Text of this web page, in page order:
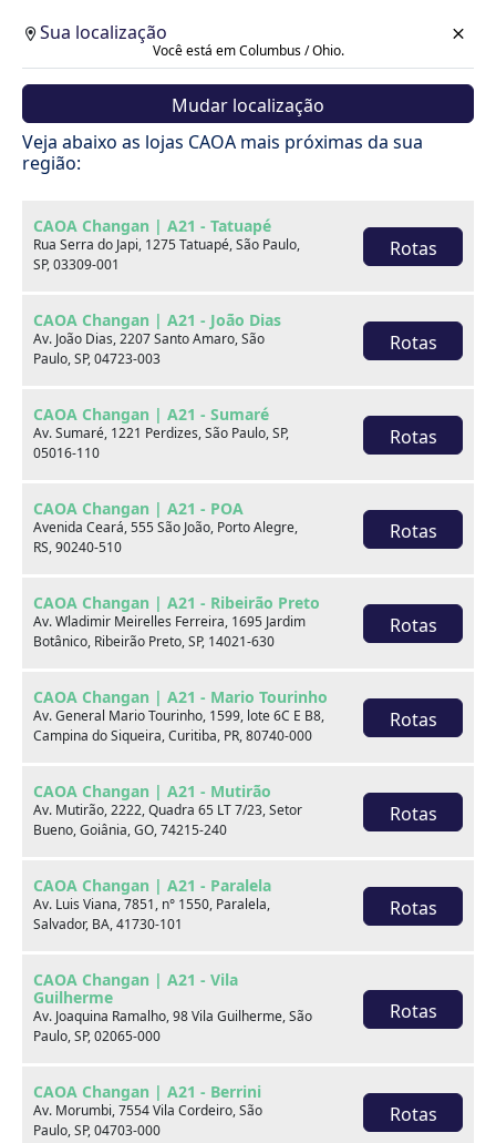
Sua localização
Você está em Columbus / Ohio.
Mudar localização
Veja abaixo as lojas CAOA mais próximas da sua
região:
CAOA Changan | A21 - Tatuapé
Rua Serra do Japi, 1275 Tatuapé, São Paulo,
SP, 03309-001
Rotas
CAOA Changan | A21 - João Dias
Av. João Dias, 2207 Santo Amaro, São
Paulo, SP, 04723-003
Rotas
CAOA Changan | A21 - Sumaré
Av. Sumaré, 1221 Perdizes, São Paulo, SP,
05016-110
Rotas
CAOA Changan | A21 - POA
Avenida Ceará, 555 São João, Porto Alegre,
RS, 90240-510
Rotas
CAOA Changan | A21 - Ribeirão Preto
Av. Wladimir Meirelles Ferreira, 1695 Jardim
Botânico, Ribeirão Preto, SP, 14021-630
Rotas
CAOA Changan | A21 - Mario Tourinho
Av. General Mario Tourinho, 1599, lote 6C E B8,
Campina do Siqueira, Curitiba, PR, 80740-000
Rotas
CAOA Changan | A21 - Mutirão
Av. Mutirão, 2222, Quadra 65 LT 7/23, Setor
Bueno, Goiânia, GO, 74215-240
Rotas
CAOA Changan | A21 - Paralela
Av. Luis Viana, 7851, n° 1550, Paralela,
Salvador, BA, 41730-101
Rotas
CAOA Changan | A21 - Vila
Guilherme
Av. Joaquina Ramalho, 98 Vila Guilherme, São
Paulo, SP, 02065-000
Rotas
CAOA Changan | A21 - Berrini
Av. Morumbi, 7554 Vila Cordeiro, São
Paulo, SP, 04703-000
Rotas
Carros
Marca
Ver estoque
Escolha por categoria
Hatch